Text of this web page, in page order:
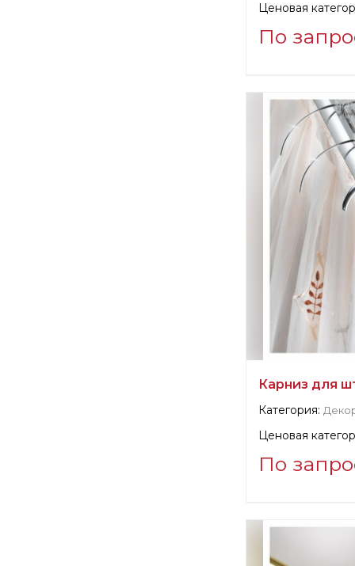
Ценовая
По
Casa Valentina
Производитель:
Карниз для
Категория:
Ценовая
По